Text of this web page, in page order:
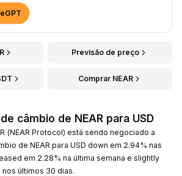
Previsão de preço
Comprar NEAR
câmbio de NEAR para USD
(NEAR Protocol) está sendo negociado a
de NEAR para USD down em 2.94% nas
em 2.28% na última semana e slightly
últimos 30 dias.